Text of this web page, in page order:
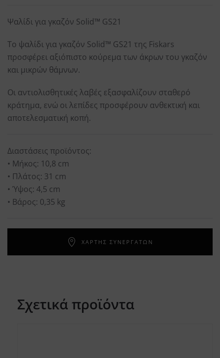
Ψαλίδι για γκαζόν Solid™ GS21
Το ψαλίδι για γκαζόν Solid™ GS21 της Fiskars
προσφέρει αξιόπιστο κούρεμα των άκρων του γκαζόν
και μικρών θάμνων.
Οι αντιολισθητικές λαβές εξασφαλίζουν σταθερό
κράτημα, ενώ οι λεπίδες προσφέρουν ανθεκτική και
αποτελεσματική κοπή.
Διαστάσεις προϊόντος:
• Μήκος: 10,8 cm
• Πλάτος: 31 cm
• Ύψος: 4,5 cm
• Βάρος: 0,35 kg
ΧΑΡΤΗΣ ΣΥΝΕΡΓΑΤΩΝ
Σχετικά προϊόντα